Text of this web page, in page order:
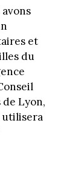
et
du
Lyon,
utilisera